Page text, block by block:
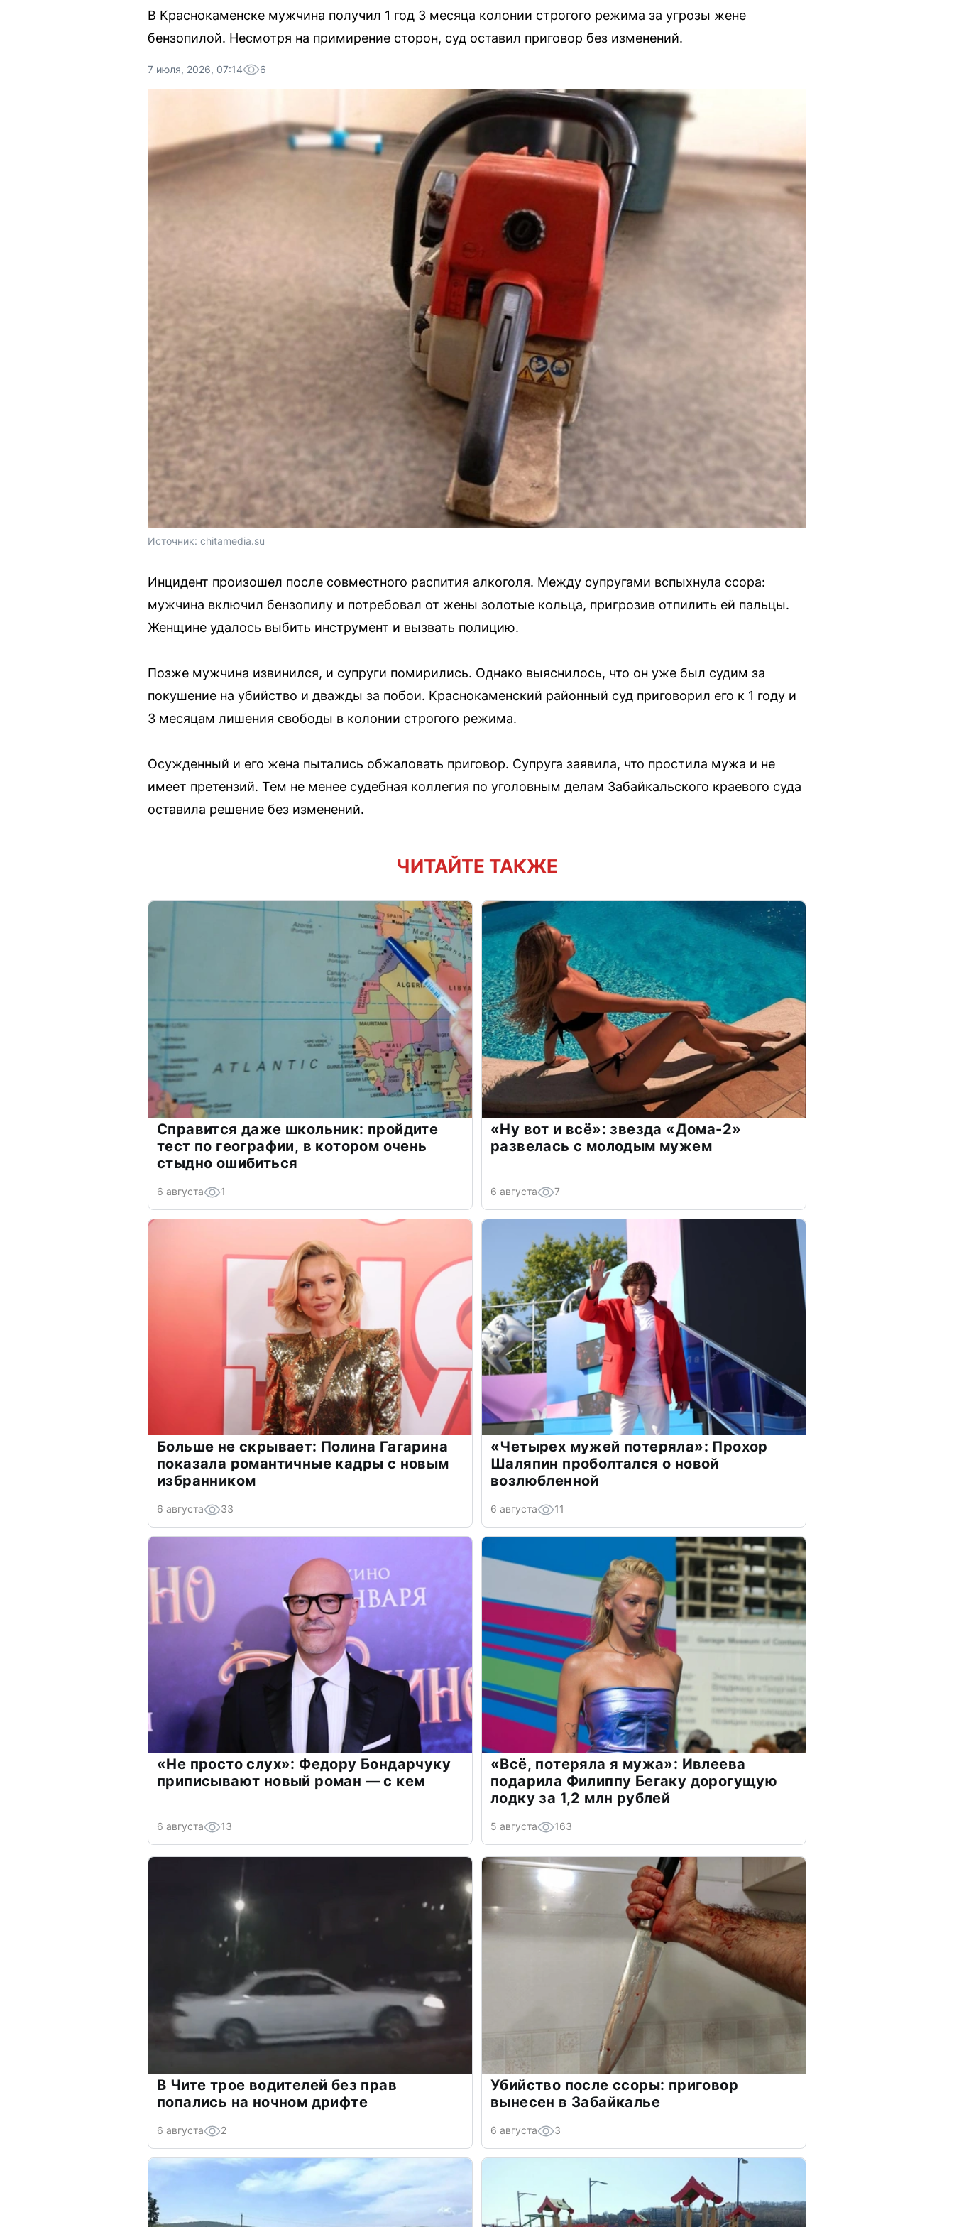
В Краснокаменске мужчина получил 1 год 3 месяца колонии строгого режима за угрозы жене
бензопилой. Несмотря на примирение сторон, суд оставил приговор без изменений.
7 июля, 2026, 07:14 6
Источник: chitamedia.su
Инцидент произошел после совместного распития алкоголя. Между супругами вспыхнула ссора:
мужчина включил бензопилу и потребовал от жены золотые кольца, пригрозив отпилить ей пальцы.
Женщине удалось выбить инструмент и вызвать полицию.
Позже мужчина извинился, и супруги помирились. Однако выяснилось, что он уже был судим за
покушение на убийство и дважды за побои. Краснокаменский районный суд приговорил его к 1 году и
3 месяцам лишения свободы в колонии строгого режима.
Осужденный и его жена пытались обжаловать приговор. Супруга заявила, что простила мужа и не
имеет претензий. Тем не менее судебная коллегия по уголовным делам Забайкальского краевого суда
оставила решение без изменений.
ЧИТАЙТЕ ТАКЖЕ
Справится даже школьник: пройдите
тест по географии, в котором очень
стыдно ошибиться
6 августа 1
«Ну вот и всё»: звезда «Дома-2»
развелась с молодым мужем
6 августа 7
Больше не скрывает: Полина Гагарина
показала романтичные кадры с новым
избранником
6 августа 33
«Четырех мужей потеряла»: Прохор
Шаляпин проболтался о новой
возлюбленной
6 августа 11
«Не просто слух»: Федору Бондарчуку
приписывают новый роман — с кем
6 августа 13
«Всё, потеряла я мужа»: Ивлеева
подарила Филиппу Бегаку дорогущую
лодку за 1,2 млн рублей
5 августа 163
В Чите трое водителей без прав
попались на ночном дрифте
6 августа 2
Убийство после ссоры: приговор
вынесен в Забайкалье
6 августа 3